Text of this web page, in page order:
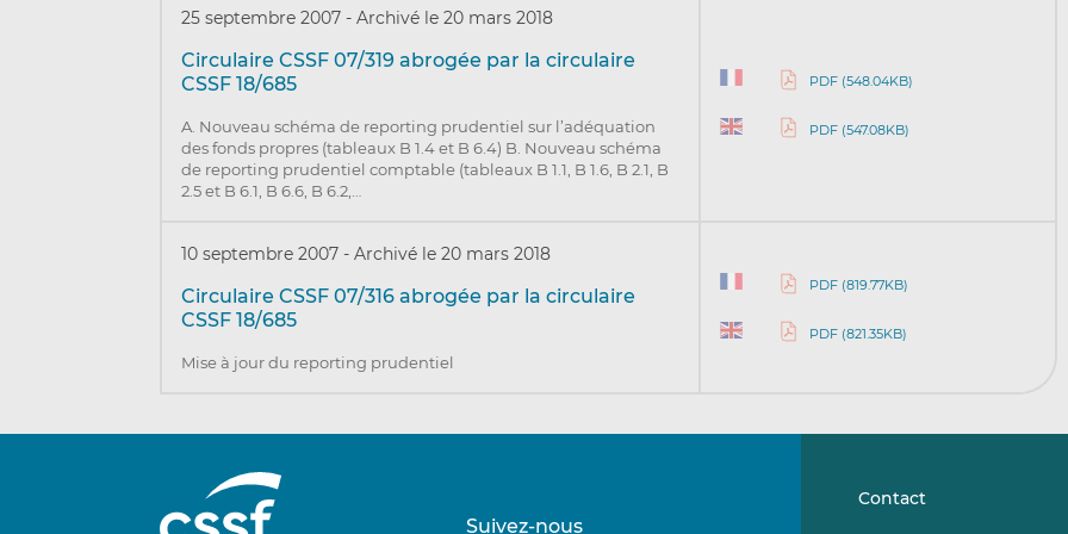
25 septembre 2007-Archivé le 20 mars 2018
Circulaire CSSF 07/319 abrogée par la circulaire
CSSF 18/685
A. Nouveau schéma de reporting prudentiel sur l’adéquation
des fonds propres (tableaux B 1.4 et B 6.4) B. Nouveau schéma
de reporting prudentiel comptable (tableaux B 1.1, B 1.6, B 2.1, B
2.5 et B 6.1, B 6.6, B 6.2,…
PDF (548.04KB)
PDF (547.08KB)
10 septembre 2007-Archivé le 20 mars 2018
Circulaire CSSF 07/316 abrogée par la circulaire
CSSF 18/685
Mise à jour du reporting prudentiel
PDF (819.77KB)
PDF (821.35KB)
Suivez-nous
Contact